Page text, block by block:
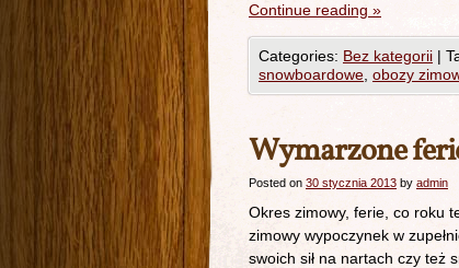
Continue reading »
Categories: Bez kategorii |
snowboardowe obozy
Wymarzone
Posted on 30 stycznia 2013 by admin
Okres zimowy, ferie, co roku
zimowy wypoczynek w
swoich sił na nartach czy też